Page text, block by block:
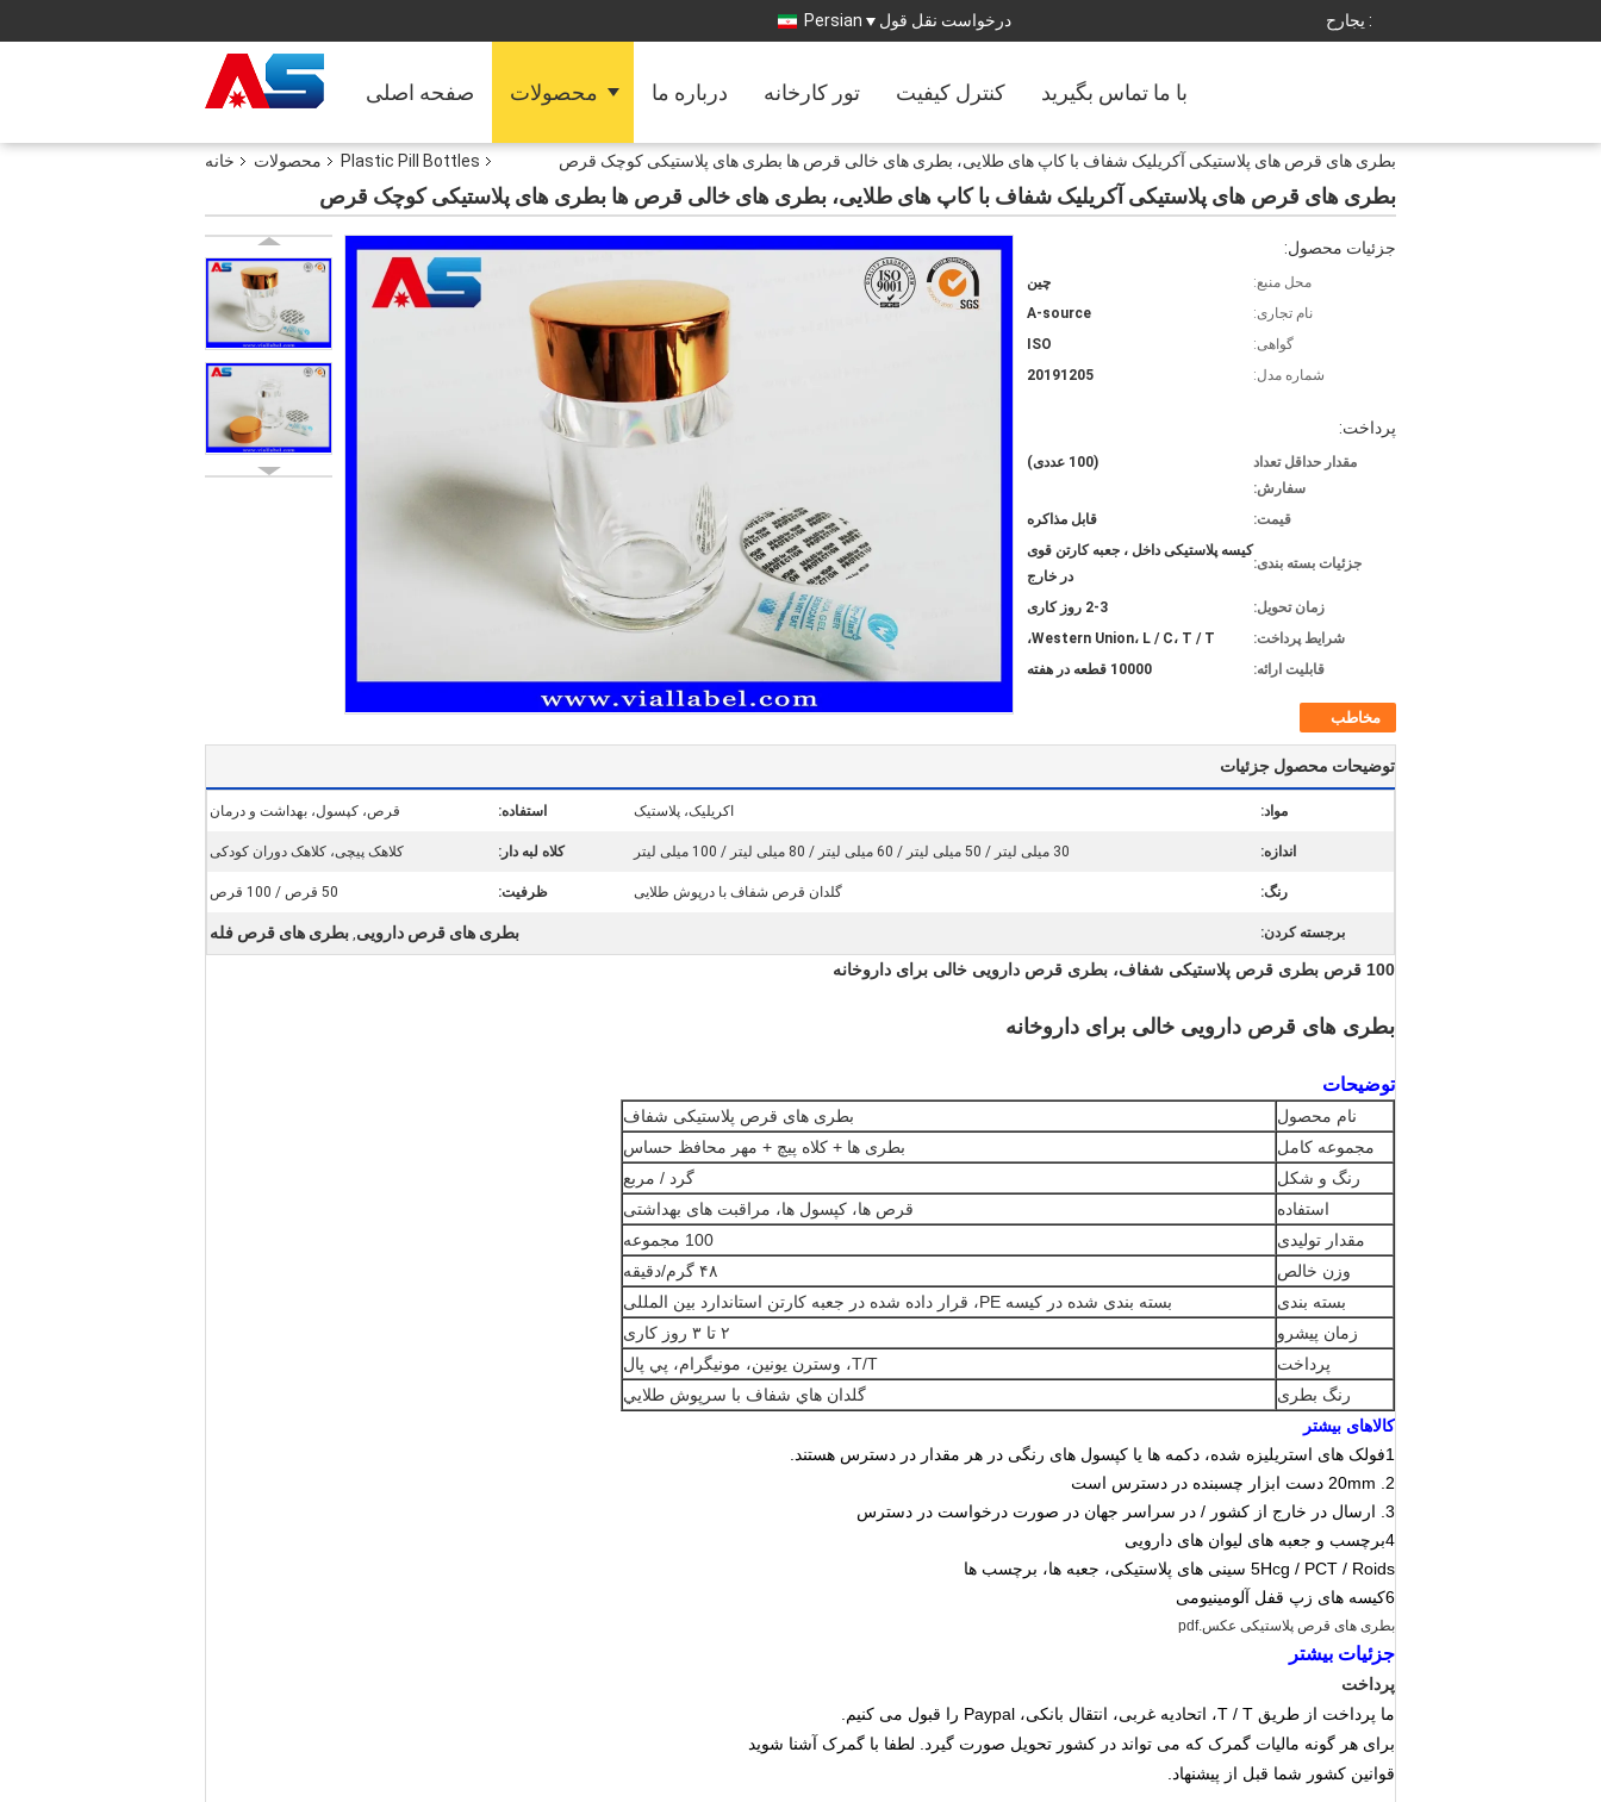
حراجی : درخواست نقل قول Persian
صفحه اصلی محصولات درباره ما تور کارخانه کنترل کیفیت با ما تماس بگیرید
خانه محصولات Plastic Pill Bottles بطری های قرص های پلاستیکی آکریلیک شفاف با کاپ های طلایی، بطری های خالی قرص ها بطری های پلاستیکی کوچک قرص
بطری های قرص های پلاستیکی آکریلیک شفاف با کاپ های طلایی، بطری های خالی قرص ها بطری های پلاستیکی کوچک قرص
جزئیات محصول:
محل منبع:
چين
نام تجاری:
A-source
گواهی:
ISO
شماره مدل:
20191205
پرداخت:
مقدار حداقل تعداد
سفارش:
(100 عددی)
قیمت: قابل مذاکره
جزئیات بسته بندی:
کیسه پلاستیکی داخل ، جعبه کارتن قوی
در خارج
زمان تحویل:
2-3 روز کاری
شرایط پرداخت:
Western Union، L / C، T / T،
قابلیت ارائه:
10000 قطعه در هفته
مخاطب
توضیحات محصول جزئیات
مواد: اکریلیک، پلاستیک استفاده: قرص، کپسول، بهداشت و درمان
اندازه: 30 میلی لیتر / 50 میلی لیتر / 60 میلی لیتر / 80 میلی لیتر / 100 میلی لیتر کلاه لبه دار: کلاهک پیچی، کلاهک دوران کودکی
رنگ: گلدان قرص شفاف با درپوش طلایی ظرفیت: 50 قرص / 100 قرص
برجسته کردن: بطری های قرص دارویی, بطری های قرص فله
100 قرص بطری قرص پلاستیکی شفاف، بطری قرص دارویی خالی برای داروخانه
بطری های قرص دارویی خالی برای داروخانه
توضیحات
نام محصول
بطری های قرص پلاستیکی شفاف
مجموعه کامل
بطری ها + کلاه پیچ + مهر محافظ حساس
رنگ و شکل
گرد / مربع
استفاده
قرص ها، کپسول ها، مراقبت های بهداشتی
مقدار تولیدی
100 مجموعه
وزن خالص
۴۸ گرم/دقيقه
بسته بندی
بسته بندی شده در کیسه PE، قرار داده شده در جعبه کارتن استاندارد بین المللی
زمان پیشرو
۲ تا ۳ روز کاری
پرداخت
T/T، وسترن يونين، مونيگرام، پي پال
رنگ بطری
گلدان هاي شفاف با سرپوش طلايي
کالاهای بیشتر
1فولک های استریلیزه شده، دکمه ها یا کپسول های رنگی در هر مقدار در دسترس هستند.
2. 20mm دست ابزار چسبنده در دسترس است
3. ارسال در خارج از کشور / در سراسر جهان در صورت درخواست در دسترس
4برچسب و جعبه های لیوان های دارویی
5Hcg / PCT / Roids سینی های پلاستیکی، جعبه ها، برچسب ها
6کیسه های زپ قفل آلومینیومی
بطری های قرص پلاستیکی عکس.pdf
جزئیات بیشتر
پرداخت
ما پرداخت از طریق T / T، اتحادیه غربی، انتقال بانکی، Paypal را قبول می کنیم.
برای هر گونه مالیات گمرک که می تواند در کشور تحویل صورت گیرد. لطفا با گمرک آشنا شوید
قوانین کشور شما قبل از پیشنهاد.